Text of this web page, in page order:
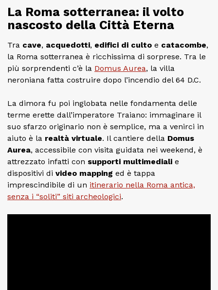
La Roma sotterranea: il volto
nascosto della Città Eterna
Tra cave, acquedotti, edifici di culto e catacombe,
la Roma sotterranea è ricchissima di sorprese. Tra le
più sorprendenti c’è la Domus Aurea, la villa
neroniana fatta costruire dopo l’incendio del 64 D.C.
La dimora fu poi inglobata nelle fondamenta delle
terme erette dall’imperatore Traiano: immaginare il
suo sfarzo originario non è semplice, ma a venirci in
aiuto è la realtà virtuale. Il cantiere della Domus
Aurea, accessibile con visita guidata nei weekend, è
attrezzato infatti con supporti multimediali e
dispositivi di video mapping ed è tappa
imprescindibile di un itinerario nella Roma antica,
senza i “soliti” siti archeologici.